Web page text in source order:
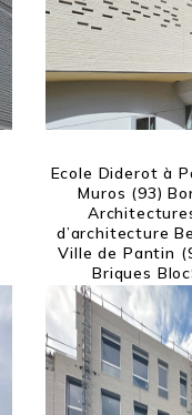
Ecole Diderot à
Muros (93)
d’architecture
Ville de Pantin
Briques